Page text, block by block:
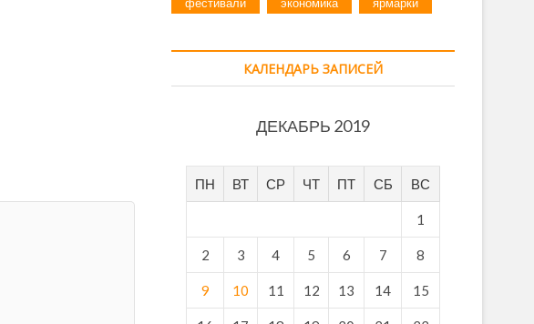
КАЛЕНДАРЬ ЗАПИСЕЙ
ДЕКАБРЬ 2019
ПН ВТ СР ЧТ ПТ СБ ВС
1
2 3 4 5 6 7 8
9 10 11 12 13 14 15